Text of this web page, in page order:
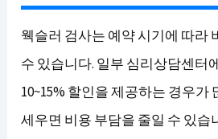
웩슬러 검사는 예약 시기에 따라
수 있습니다. 일부 심리상담센터
10~15% 할인을 제공하는 경우가
세우면 비용 부담을 줄일 수 있습